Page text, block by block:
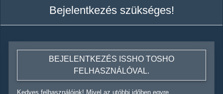
Bejelentkezés szükséges!
BEJELENTKEZÉS ISSHO TOSHO
FELHASZNÁLÓVAL.
Kedves felhasználóink! Mivel az utóbbi időben egyre